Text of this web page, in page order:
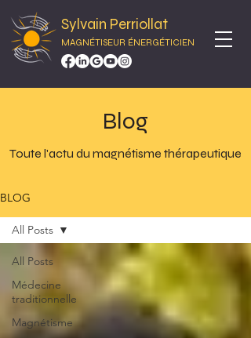
Sylvain Perriollat
MAGNÉTISEUR ÉNERGÉTICIEN
Blog
Toute l'actu du magnétisme thérapeutique
BLOG
All Posts
Médecine
traditionnelle
Magnétisme
All Posts